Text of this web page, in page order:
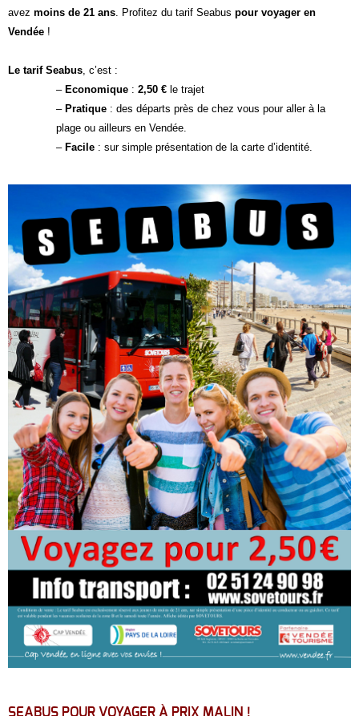
avez moins de 21 ans. Profitez du tarif Seabus pour voyager en
Vendée !
Le tarif Seabus, c’est :
– Economique : 2,50 € le trajet
– Pratique : des départs près de chez vous pour aller à la
plage ou ailleurs en Vendée.
– Facile : sur simple présentation de la carte d’identité.
SEABUS POUR VOYAGER À PRIX MALIN !